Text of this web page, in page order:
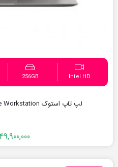
Intel HD
256GB
لپ تاپ استوک HP ZBook 14u G6 Mobile Workstation
49,900,000